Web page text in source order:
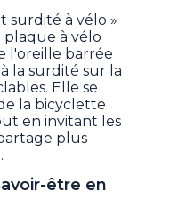
surdité à vélo »
plaque à vélo
l'oreille barrée
la surdité sur la
Elle se
la bicyclette
en invitant les
plus
être en